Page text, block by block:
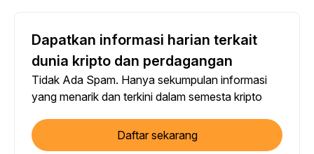
Dapatkan informasi harian terkait
dunia kripto dan perdagangan
Tidak Ada Spam. Hanya sekumpulan informasi
yang menarik dan terkini dalam semesta kripto
Daftar sekarang